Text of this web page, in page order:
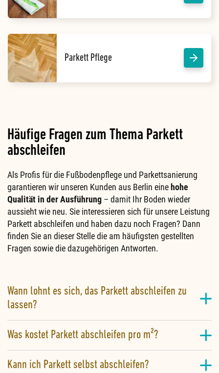
Parkett Pflege
Häufige Fragen zum Thema Parkett
abschleifen
Als Profis für die Fußbodenpflege und Parkettsanierung
garantieren wir unseren Kunden aus Berlin einehohe
Qualität in der Ausführung – damit Ihr Boden wieder
aussieht wie neu. Sie interessieren sich für unsere Leistung
Parkett abschleifen und haben dazu noch Fragen? Dann
finden Sie an dieser Stelle die am häufigsten gestellten
Fragen sowie die dazugehörigen Antworten.
Wann lohnt es sich, das Parkett abschleifen zu
lassen?
Was kostet Parkett abschleifen pro m²?
Kann ich Parkett selbst abschleifen?